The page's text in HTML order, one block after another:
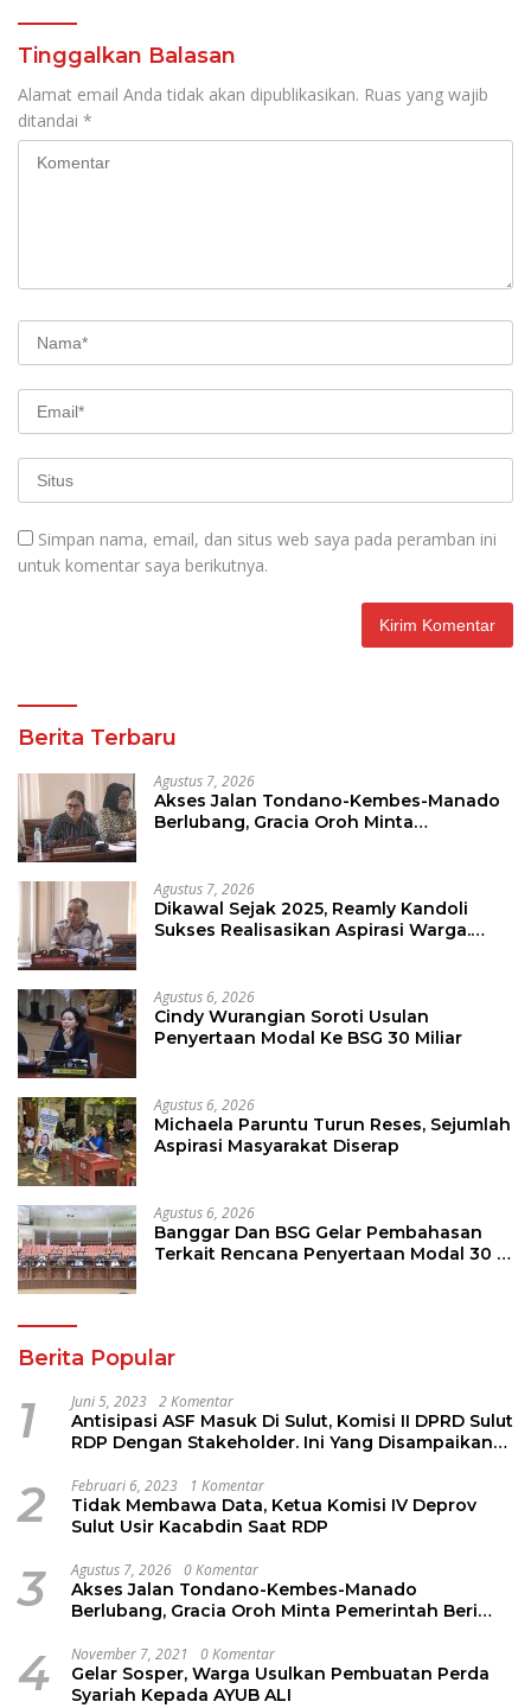
Tinggalkan Balasan
Alamat email Anda tidak akan dipublikasikan. Ruas yang wajib
ditandai *
Simpan nama, email, dan situs web saya pada peramban ini
untuk komentar saya berikutnya.
Berita Terbaru
Agustus 7, 2026
Akses Jalan Tondano-Kembes-Manado
Berlubang, Gracia Oroh Minta
Agustus 7, 2026
Dikawal Sejak 2025, Reamly Kandoli
Sukses Realisasikan Aspirasi Warga.
Agustus 6, 2026
Cindy Wurangian Soroti Usulan
Penyertaan Modal Ke BSG 30 Miliar
Agustus 6, 2026
Michaela Paruntu Turun Reses, Sejumlah
Aspirasi Masyarakat Diserap
Agustus 6, 2026
Banggar Dan BSG Gelar Pembahasan
Terkait Rencana Penyertaan Modal 30 M
Berita Popular
1 Juni 5, 2023 2 Komentar
Antisipasi ASF Masuk Di Sulut, Komisi II DPRD Sulut
RDP Dengan Stakeholder. Ini Yang Disampaikan
2 Februari 6, 2023 1 Komentar
Tidak Membawa Data, Ketua Komisi IV Deprov
Sulut Usir Kacabdin Saat RDP
3 Agustus 7, 2026 0 Komentar
Akses Jalan Tondano-Kembes-Manado
Berlubang, Gracia Oroh Minta Pemerintah Beri
4 November 7, 2021 0 Komentar
Gelar Sosper, Warga Usulkan Pembuatan Perda
Syariah Kepada AYUB ALI